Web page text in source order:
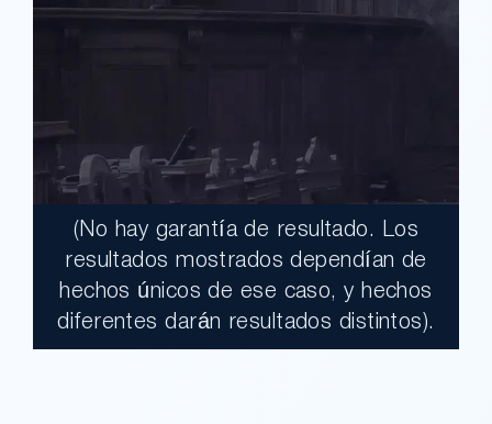
$17,900,000.00
Un jurado declaró al Condado de Los
(No hay garantía de resultado. Los
resultados mostrados dependían de
hechos únicos de ese caso, y hechos
diferentes darán resultados distintos).